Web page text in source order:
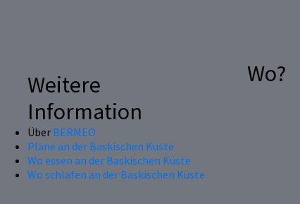
Weitere
Information
Über BERMEO
Pläne an der Baskischen Küste
Wo essen an der Baskischen Küste
Wo schlafen an der Baskischen Küste
Wo?